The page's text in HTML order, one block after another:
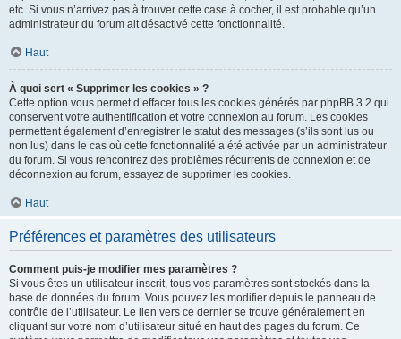
etc. Si vous n’arrivez pas à trouver cette case à cocher, il est probable qu’un
administrateur du forum ait désactivé cette fonctionnalité.
Haut
À quoi sert « Supprimer les cookies » ?
Cette option vous permet d’effacer tous les cookies générés par phpBB 3.2 qui
conservent votre authentification et votre connexion au forum. Les cookies
permettent également d’enregistrer le statut des messages (s’ils sont lus ou
non lus) dans le cas où cette fonctionnalité a été activée par un administrateur
du forum. Si vous rencontrez des problèmes récurrents de connexion et de
déconnexion au forum, essayez de supprimer les cookies.
Haut
Préférences et paramètres des utilisateurs
Comment puis-je modifier mes paramètres ?
Si vous êtes un utilisateur inscrit, tous vos paramètres sont stockés dans la
base de données du forum. Vous pouvez les modifier depuis le panneau de
contrôle de l’utilisateur. Le lien vers ce dernier se trouve généralement en
cliquant sur votre nom d’utilisateur situé en haut des pages du forum. Ce